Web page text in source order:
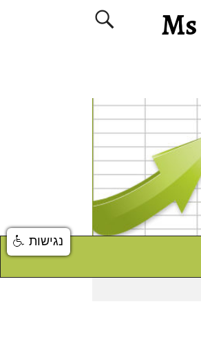
המיכללה האינטרנטית | מיכל דוד הדרכות אקסל אופיס Ms
נגישות